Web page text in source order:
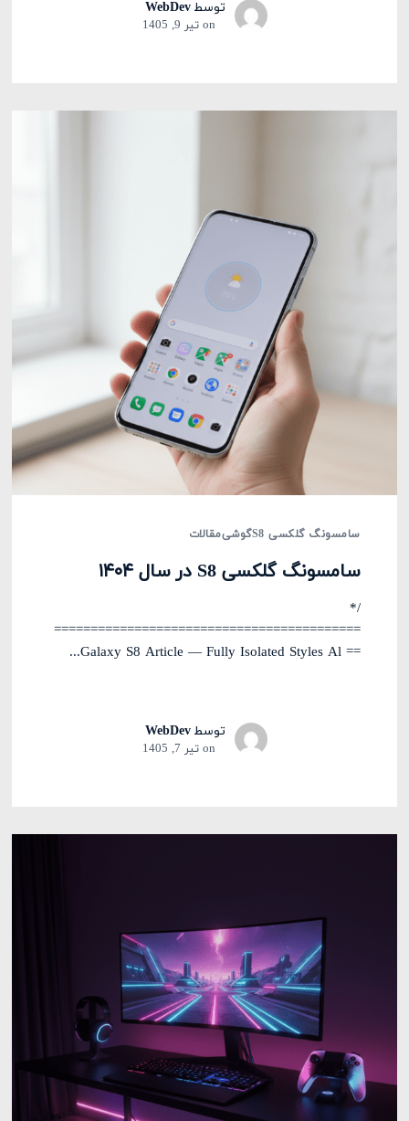
توسطWebDev
on تیر 9, 1405
سامسونگ گلکسی S8 گوشیمقالات
سامسونگ گلکسی S8 در سال ۱۴۰۴
/*
==========================================
== Galaxy S8 Article — Fully Isolated Styles Al...
توسطWebDev
on تیر 7, 1405